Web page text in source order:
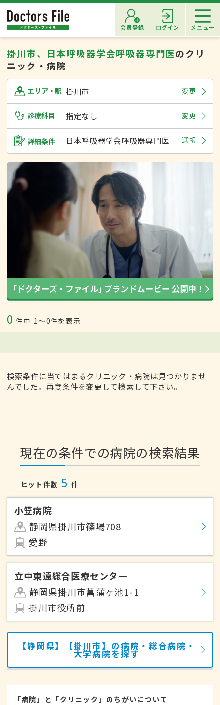
会員登録 ログイン メニュー
掛川市、日本呼吸器学会呼吸器専門医のクリ
ニック・病院
エリア・駅 掛川市 変更
診療科目 指定なし 変更
詳細条件 日本呼吸器学会呼吸器専門医 選択
0 件中 1〜0件を表示
検索条件に当てはまるクリニック・病院は見つかりませ
んでした。再度条件を変更して検索して下さい。
現在の条件での病院の検索結果
ヒット件数 5 件
小笠病院
静岡県掛川市篠場708
愛野
立中東遠総合医療センター
静岡県掛川市菖蒲ヶ池1-1
掛川市役所前
【静岡県】【掛川市】の病院・総合病院・
大学病院を探す
「病院」と「クリニック」のちがいについて